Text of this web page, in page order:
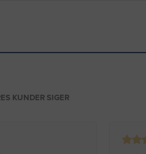
KUNDER SIGER